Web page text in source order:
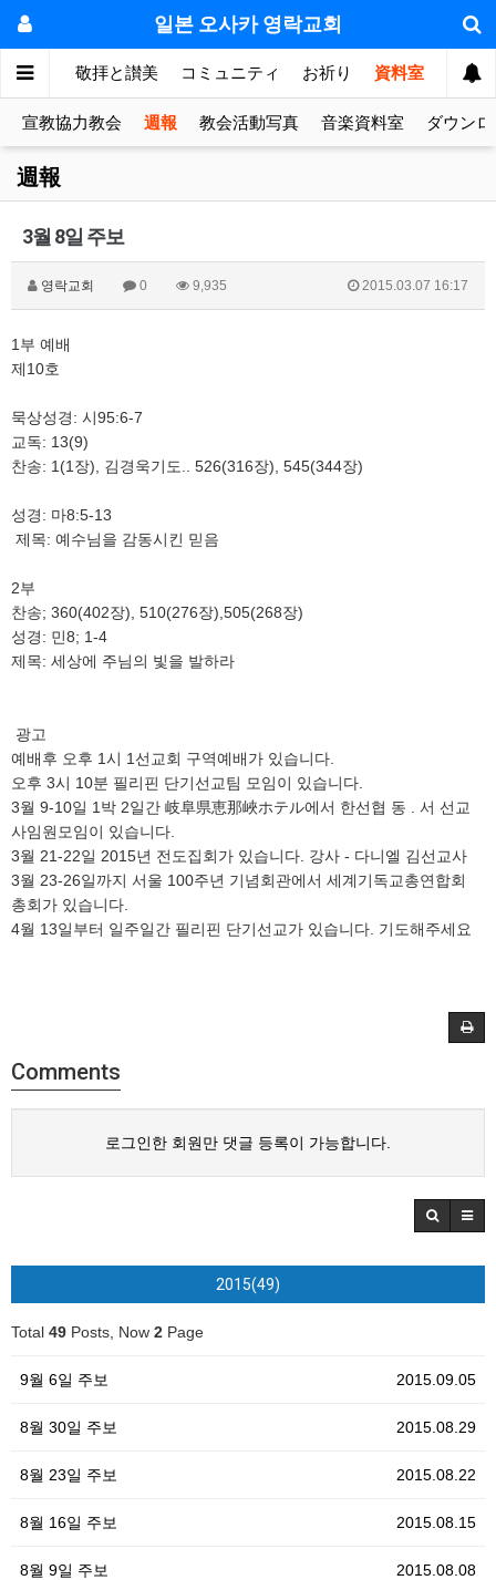
일본 오사카 영락교회
의 방 敬拝と讃美 コミュニティ お祈り 資料室
宣教協力教会 週報 教会活動写真 音楽資料室 ダウン
週報
3월 8일 주보
영락교회 0 9,935 2015.03.07 16:17
1부 예배
제10호
묵상성경: 시95:6-7
교독: 13(9)
찬송: 1(1장), 김경욱기도.. 526(316장), 545(344장)
성경: 마8:5-13
제목: 예수님을 감동시킨 믿음
2부
찬송; 360(402장), 510(276장),505(268장)
성경: 민8; 1-4
제목: 세상에 주님의 빛을 발하라
광고
예배후 오후 1시 1선교회 구역예배가 있습니다.
오후 3시 10분 필리핀 단기선교팀 모임이 있습니다.
3월 9-10일 1박 2일간 岐阜県恵那峽ホテル에서 한선협 동 . 서 선교
사임원모임이 있습니다.
3월 21-22일 2015년 전도집회가 있습니다. 강사 - 다니엘 김선교사
3월 23-26일까지 서울 100주년 기념회관에서 세계기독교총연합회
총회가 있습니다.
4월 13일부터 일주일간 필리핀 단기선교가 있습니다. 기도해주세요
Comments
로그인한 회원만 댓글 등록이 가능합니다.
2015(49)
Total 49 Posts, Now 2 Page
2015.09.05
9월 6일 주보
2015.08.29
8월 30일 주보
2015.08.22
8월 23일 주보
2015.08.15
8월 16일 주보
2015.08.08
8월 9일 주보